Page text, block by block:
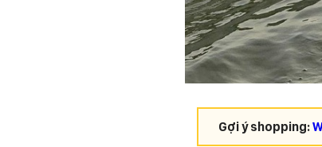
Gợi ý shopping: